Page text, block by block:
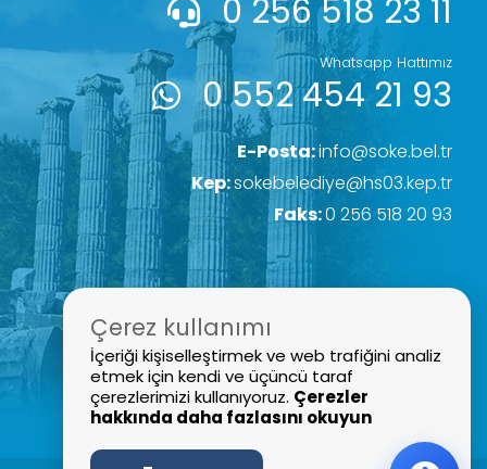
0 256 518 23 11
Whatsapp Hattımız
0 552 454 21 93
E-Posta:info@soke.bel.tr
Kep:sokebelediye@hs03.kep.tr
Faks:0 256 518 20 93
Çerez kullanımı
İçeriği kişiselleştirmek ve web trafiğini analiz
etmek için kendi ve üçüncü taraf
çerezlerimizi kullanıyoruz. Çerezler
hakkında daha fazlasını okuyun